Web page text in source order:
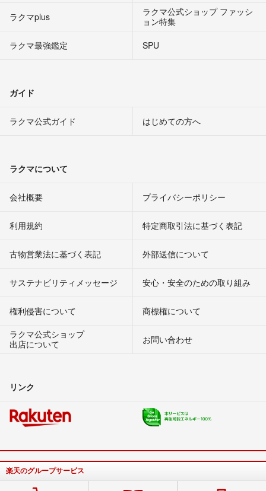
ラクマplus
ラクマ公式ショップ ファッシ
ョン特集
ラクマ最強鑑定
SPU
ガイド
ラクマ公式ガイド はじめての方へ
ラクマについて
会社概要 プライバシーポリシー
利用規約 特定商取引法に基づく表記
古物営業法に基づく表記 外部送信について
サステナビリティメッセージ 安心・安全のための取り組み
権利侵害について
商標権について
ラクマ公式ショップ
出店について
お問い合わせ
リンク
楽天のグループサービス